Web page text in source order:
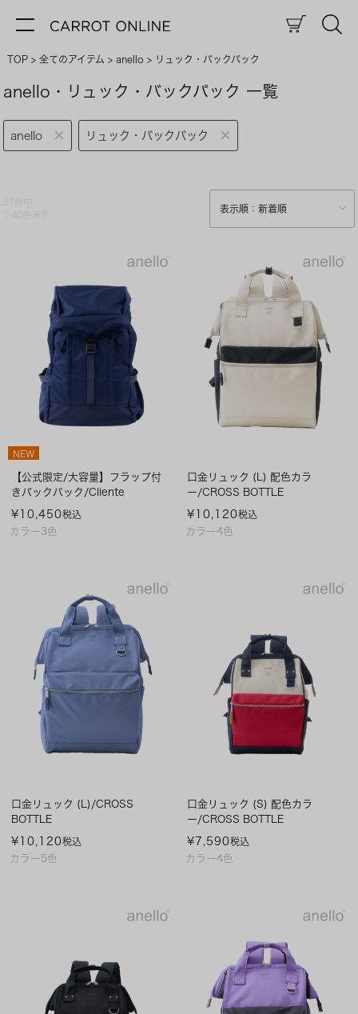
TOP 全てのアイテム anello リュック・バックパック
anello・リュック・バックパック 一覧
anello リュック・バックパック
カラー3色
NEW
【公式限定/大容量】フラップ付
きバックパック/Cliente
¥ 10,450税込
カラー4色
口金リュック (L) 配色カラ
ー/CROSS BOTTLE
¥ 10,120税込
カラー5色
口金リュック (L)/CROSS
BOTTLE
¥ 10,120税込
カラー4色
口金リュック (S) 配色カラ
ー/CROSS BOTTLE
¥ 7,590税込